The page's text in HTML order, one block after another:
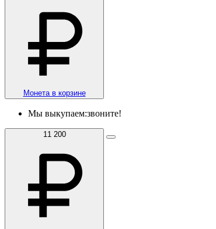
Монета в корзине
Мы выкупаем:звоните!
11 200